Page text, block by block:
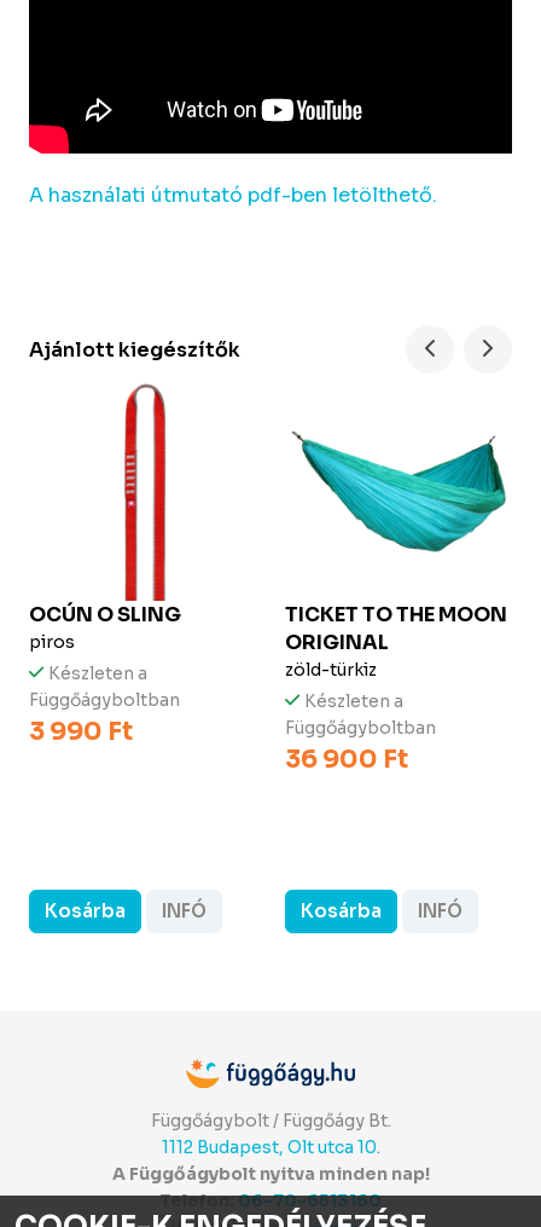
A használati útmutató pdf-ben letölthető.
Ajánlott kiegészítők
OCÚN O SLING
piros
Készleten a
Függőágyboltban
3 990 Ft
Kosárba INFÓ
TICKET TO THE MOON
ORIGINAL
zöld-türkiz
Készleten a
Függőágyboltban
36 900 Ft
Kosárba INFÓ
Függőágybolt / Függőágy Bt.
1112 Budapest, Olt utca 10.
A Függőágybolt nyitva minden nap!
Telefon:06-70-6513160